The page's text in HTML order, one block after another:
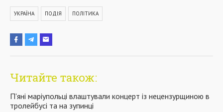
УКРАЇНА ПОДІЯ ПОЛІТИКА
Читайте також:
П'яні маріупольці влаштували концерт із нецензурщиною в
тролейбусі та на зупинці